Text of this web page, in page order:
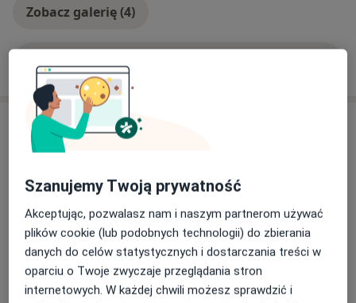
kręgu moich najważniejszych zainteresowań pozostaje
Należę do:
Polskiego Towarzystwa Ginekologicznego,
Polskiego Towarzystwa Ultrasonograficznego,
Polskiego Lekarskiego Towarzystwa Radiologicznego.
Zobacz galerię (4)
Usługi i ceny
Konsultacja ginekologiczna
Szczegóły
Badanie ginekologiczne z USG
Od 300 zł Szczegóły Umów wizytę
Antykoncepcja
Szanujemy Twoją prywatność
Akceptując, pozwalasz nam i naszym partnerom używać
plików cookie (lub podobnych technologii) do zbierania
danych do celów statystycznych i dostarczania treści w
oparciu o Twoje zwyczaje przeglądania stron
internetowych. W każdej chwili możesz sprawdzić i